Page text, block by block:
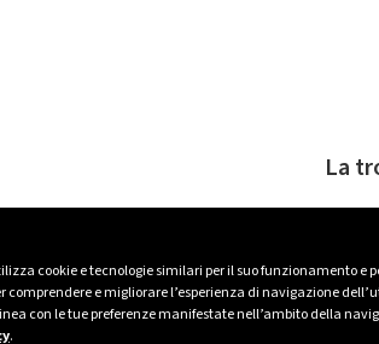
cookie e tecnologie similari per il suo funzionamento e
comprendere e migliorare l’esperienza di navigazione
con le tue preferenze manifestate nell’ambito della
.
La